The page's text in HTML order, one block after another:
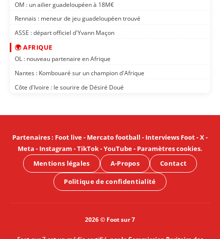
OM : un ailier guadeloupéen à 18M€
Rennais : meneur de jeu guadeloupéen trouvé
ASSE : départ officiel d'Yvann Maçon
🌍 AFRIQUE
OL : nouveau partenaire en Afrique
Nantes : Kombouaré sur un champion d'Afrique
Côte d'Ivoire : le sourire de Désiré Doué
Partenaires: Foot live- Mercato football - Interviews Foot-X-
Meta - Instagram -TikTok-YouTube- Paramètres cookies.
Mentions légales
A-Propos Contact
Politique de confidentialité
2026 © Foot sur 7